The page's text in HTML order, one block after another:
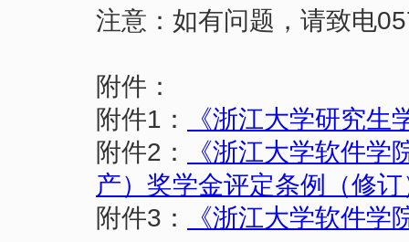
注意：如有问题，请致电
附件：
附件1：
《浙江大学研究生
附件2：
《浙江大学软件
产）奖学金评定条例（修订
附件3：
《浙江大学软件学